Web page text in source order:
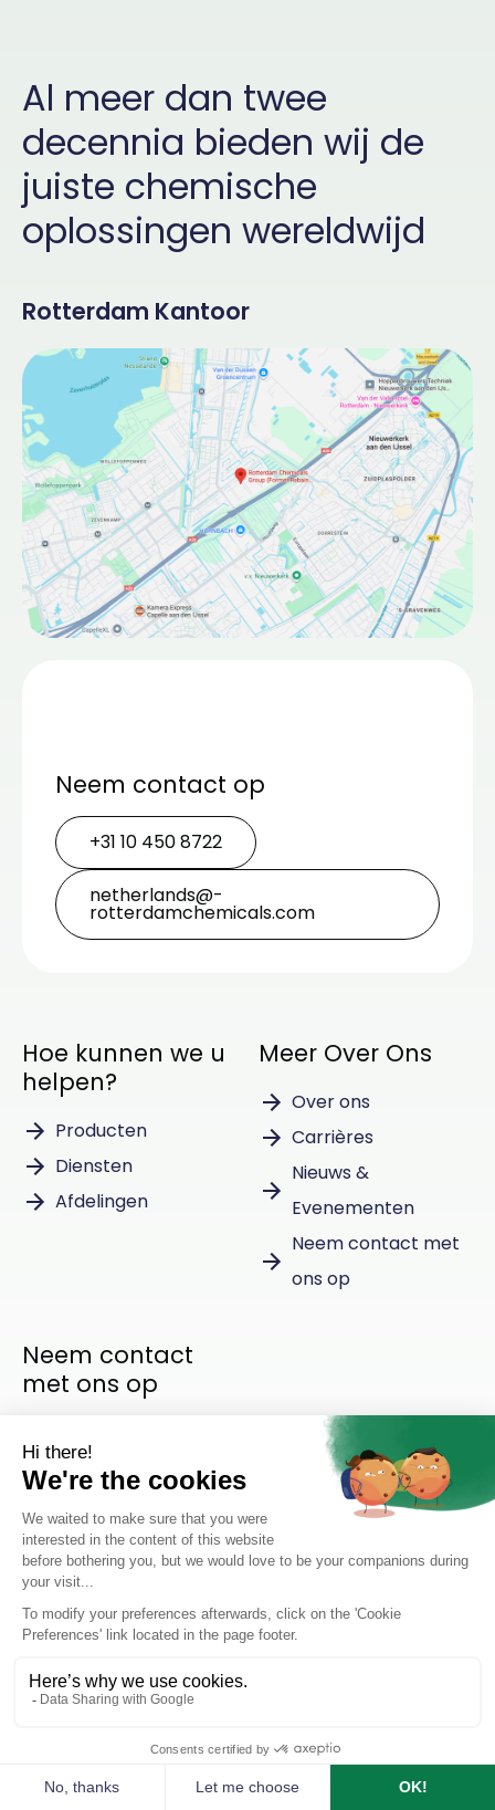
Al meer dan twee
decennia bieden wij de
juiste chemische
oplossingen wereldwijd
Rotterdam Kantoor
Neem contact op
+31 10 450 8722
netherlands@­
rotterdamchemicals.com
Hoe kunnen we u
helpen?
Producten
Diensten
Afdelingen
Meer Over Ons
Over ons
Carrières
Nieuws &
Evenementen
Neem contact met
ons op
Neem contact
met ons op
LinkedIn
Rotterdam Chemicals Group ©
Cookie settings